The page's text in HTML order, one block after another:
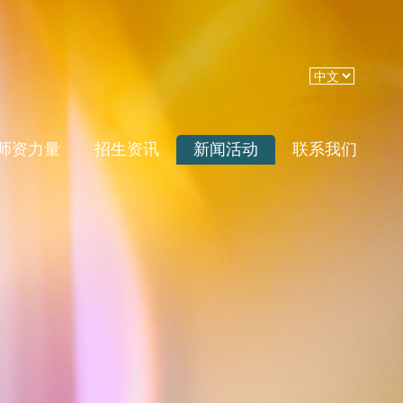
资力量 招生资讯 新闻活动 联系我们